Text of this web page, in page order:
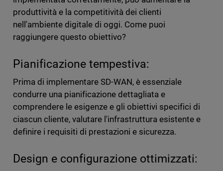
produttività e la competitività dei clienti
nell'ambiente digitale di oggi. Come puoi
raggiungere questo obiettivo?
Pianificazione tempestiva:
Prima di implementare SD-WAN, è essenziale
condurre una pianificazione dettagliata e
comprendere le esigenze e gli obiettivi specifici di
ciascun cliente, valutare l'infrastruttura esistente e
definire i requisiti di prestazioni e sicurezza.
Design e configurazione ottimizzati: